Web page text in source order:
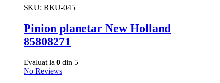
SKU: RKU-045
Pinion planetar New Holland
85808271
Evaluat la 0 din 5
No Reviews